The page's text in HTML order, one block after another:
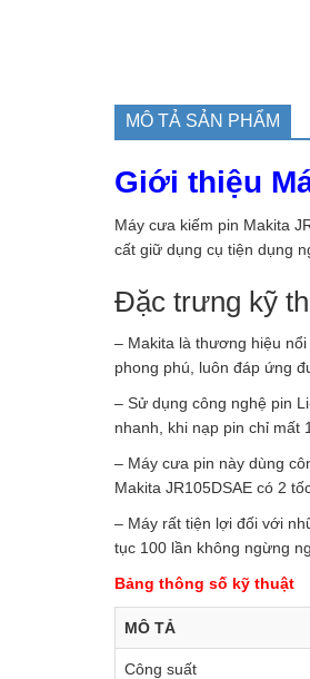
MÔ TẢ SẢN PHẨM
Giới thiệu
Máy cưa kiếm pin Makita
cất giữ dụng cụ tiện dụng
Đặc trưng kỹ
– Makita là thương hiệu
phong phú, luôn đáp ứng
– Sử dụng công nghệ pin
nhanh, khi nạp pin chỉ mất
– Máy cưa pin này dùng
Makita JR105DSAE có 2
– Máy rất tiện lợi đối với
tục 100 lần không ngừng
Bảng thông số kỹ thuật
MÔ TẢ
Công suất